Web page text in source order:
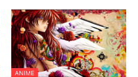
ANIME